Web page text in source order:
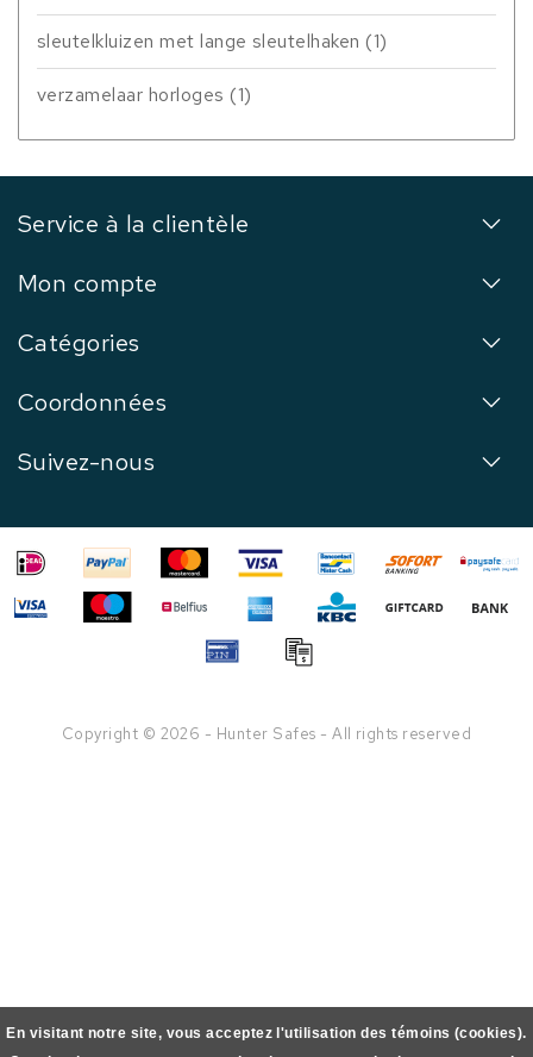
sleutelkluizen met lange sleutelhaken (1)
verzamelaar horloges (1)
Service à la clientèle
Mon compte
Catégories
Coordonnées
Suivez-nous
Copyright © 2026 - Hunter Safes - All rights reserved
En visitant notre site, vous acceptez l'utilisation des témoins (cookies).